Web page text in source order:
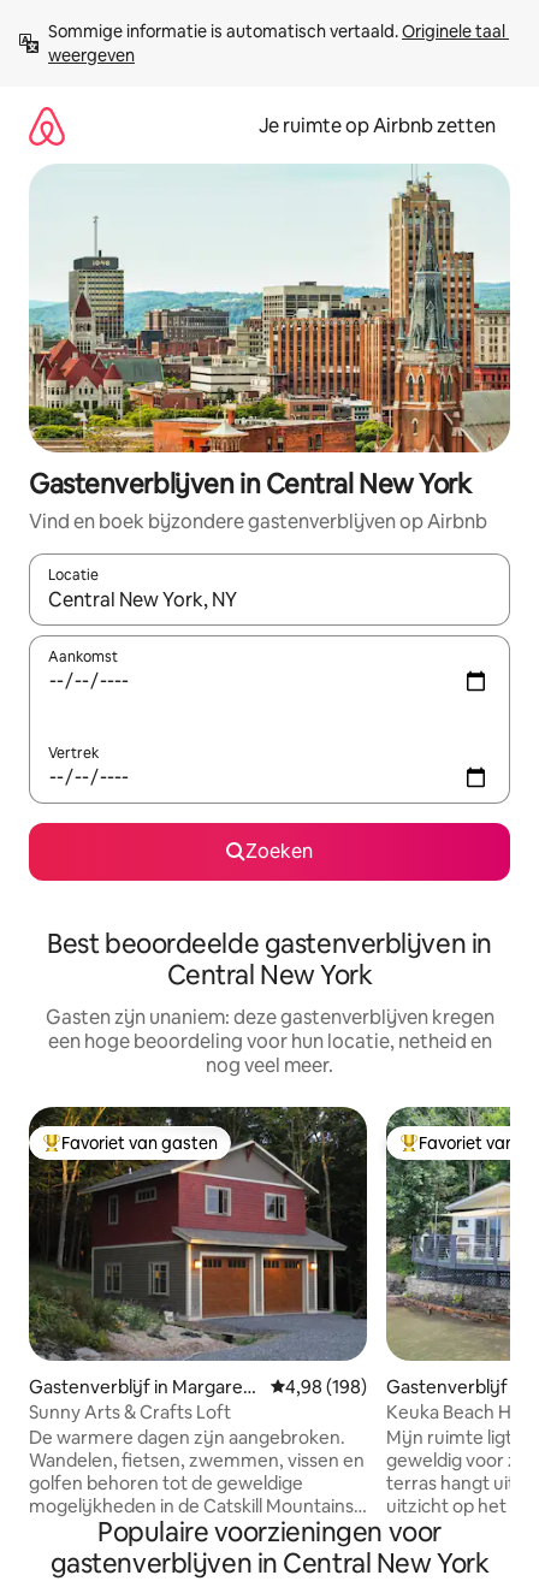
direct
naar
Sommige informatie is automatisch vertaald. Originele taal
weergeven
Je ruimte op Airbnb zetten
Gastenverblijven in Central New York
Vind en boek bijzondere gastenverblijven op Airbnb
Locatie
Wanneer er suggesties beschikbaar zijn, maak je een keuze
Aankomst
Vertrek
Zoeken
Best beoordeelde gastenverblijven in
Central New York
Gasten zijn unaniem: deze gastenverblijven kregen
een hoge beoordeling voor hun locatie, netheid en
nog veel meer.
Topfavoriet van gasten
Favoriet van gasten
Gastenverblijf in Margaretv
ille
Gemiddelde beoordeling van
4,98 (198)
Sunny Arts & Crafts Loft
De warmere dagen zijn aangebroken.
Wandelen, fietsen, zwemmen, vissen en
golfen behoren tot de geweldige
mogelijkheden in de Catskill Mountains!
Of ontspan gewoon bij de vuurplaats. Er
zijn nog enkele geweldige
zomerdatums beschikbaar. Het is nooit
Topfavoriet van
Favoriet van
Gastenverblijf in
k
Keuka Beach
best!
Mijn ruimte ligt
geweldig voor
terras hangt uit
uitzicht op het
de
wandelpad op
het huis, fietsen,
Populaire voorzieningen voor
gastenverblijven in Central New York